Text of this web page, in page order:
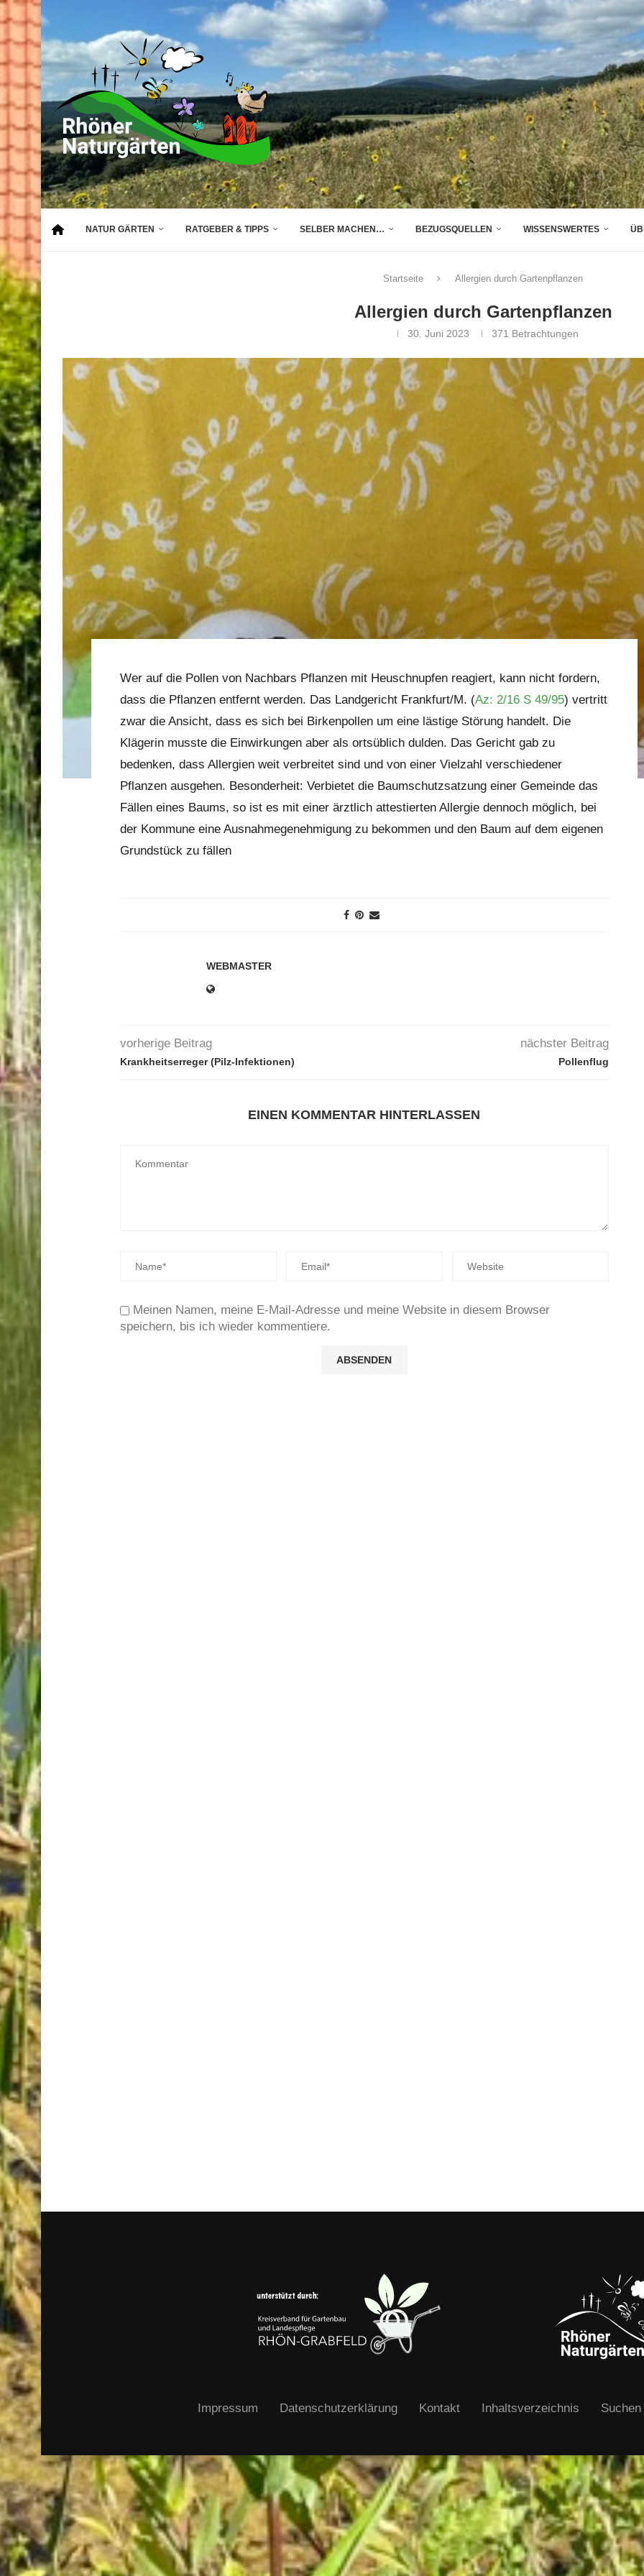
NATUR GÄRTEN RATGEBER & TIPPS SELBER MACHEN… BEZUGSQUELLEN WISSENSWERTES
Startseite Allergien durch Gartenpflanzen
Allergien durch Gartenpflanzen
30. Juni 2023 371 Betrachtungen
Wer auf die Pollen von Nachbars Pflanzen mit Heuschnupfen reagiert, kann nicht fordern,
dass die Pflanzen entfernt werden. Das Landgericht Frankfurt/M. (Az: 2/16 S 49/95) vertritt
zwar die Ansicht, dass es sich bei Birkenpollen um eine lästige Störung handelt. Die
Klägerin musste die Einwirkungen aber als ortsüblich dulden. Das Gericht gab zu
bedenken, dass Allergien weit verbreitet sind und von einer Vielzahl verschiedener
Pflanzen ausgehen. Besonderheit: Verbietet die Baumschutzsatzung einer Gemeinde das
Fällen eines Baums, so ist es mit einer ärztlich attestierten Allergie dennoch möglich, bei
der Kommune eine Ausnahmegenehmigung zu bekommen und den Baum auf dem eigenen
Grundstück zu fällen
WEBMASTER
vorherige Beitrag
Krankheitserreger (Pilz-Infektionen)
nächster Beitrag
Pollenflug
EINEN KOMMENTAR HINTERLASSEN
Meinen Namen, meine E-Mail-Adresse und meine Website in diesem Browser
speichern, bis ich wieder kommentiere.
Impressum Datenschutzerklärung Kontakt Inhaltsverzeichnis Suchen